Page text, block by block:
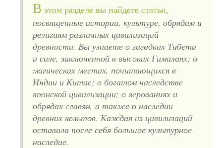
В этом разделе вы найдете статьи,
посвященные истории, культуре, обрядам и
религиям различных цивилизаций
древности. Вы узнаете о загадках Тибета
и силе, заключенной в высоких Гималаях; о
магических местах, почитающихся в
Индии и Китае; о богатом наследстве
японской цивилизации; о верованиях и
обрядах славян, а также о наследии
древних кельтов. Каждая из цивилизаций
оставила после себя большое культурное
наследие.